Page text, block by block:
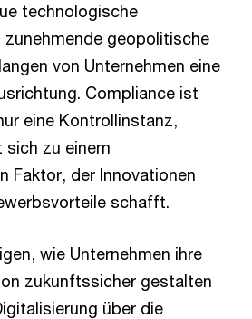
technologische
zunehmende geopolitische
von Unternehmen eine
Compliance ist
eine Kontrollinstanz,
sich zu einem
Faktor, der Innovationen
schafft.
wie Unternehmen ihre
zukunftssicher gestalten
über die